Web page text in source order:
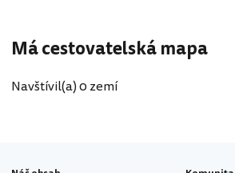
Má cestovatelská mapa
Navštívil(a) 0 zemí